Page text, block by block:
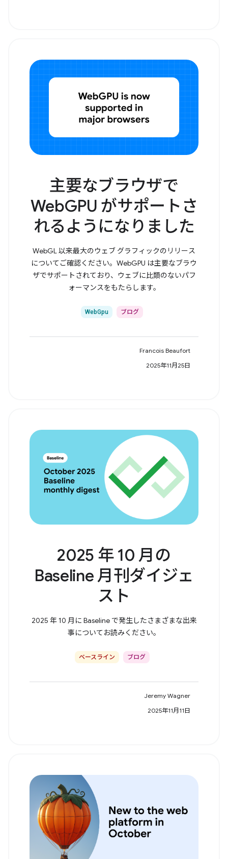
主要なブラウザで
WebGPU がサポートさ
れるようになりました
WebGL 以来最大のウェブ グラフィックのリリース
についてご確認ください。WebGPU は主要なブラウ
ザでサポートされており、ウェブに比類のないパフ
ォーマンスをもたらします。
WebGpu ブログ
Francois Beaufort
2025年11月25日
2025 年 10 月の
Baseline 月刊ダイジェ
スト
2025 年 10 月に Baseline で発生したさまざまな出来
事についてお読みください。
ベースライン ブログ
Jeremy Wagner
2025年11月11日